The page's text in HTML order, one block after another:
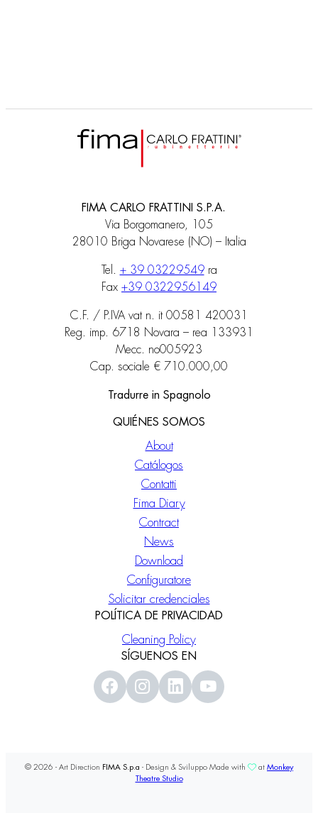
FIMA CARLO FRATTINI S.P.A.
Via Borgomanero, 105
28010 Briga Novarese (NO) – Italia
Tel. + 39 03229549ra
Fax +39 0322956149
C.F. / P.IVA vat n. it 00581 420031
Reg. imp. 6718 Novara – rea 133931
Mecc. no005923
Cap. sociale € 710.000,00
Tradurre in Spagnolo
QUIÉNES SOMOS
About
Catálogos
Contatti
Fima Diary
Contract
News
Download
Configuratore
Solicitar credenciales
POLÍTICA DE PRIVACIDAD
Cleaning Policy
SÍGUENOS EN
© 2026 - Art Direction FIMA S.p.a - Design & Sviluppo Made with at Monkey
Theatre Studio